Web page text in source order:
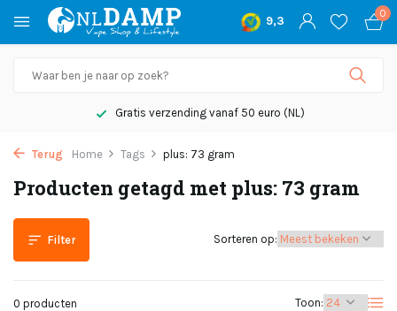
9,3
0
Gratis verzending vanaf 50 euro (NL)
Terug Home Tags plus: 73 gram
Producten getagd met plus: 73 gram
Filter
0 producten Toon:
Sorteren op: